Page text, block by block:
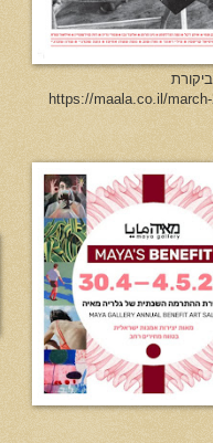
https://maala.co.il/